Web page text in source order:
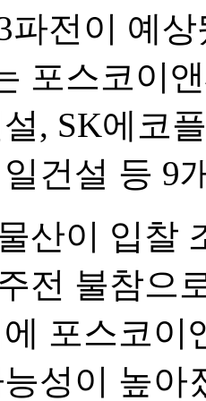
파전이 예
포스코이
, SK에코
건설 등 9
산이 입찰
전 불참으
포스코
성이 높아